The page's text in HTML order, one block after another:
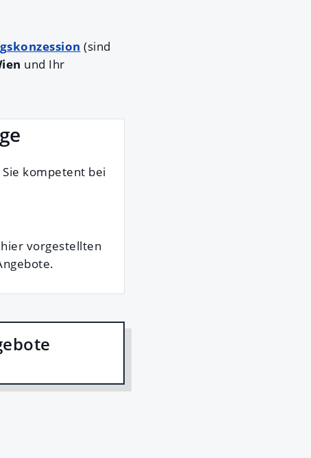
(sind
und Ihr
kompetent bei
vorgestellten